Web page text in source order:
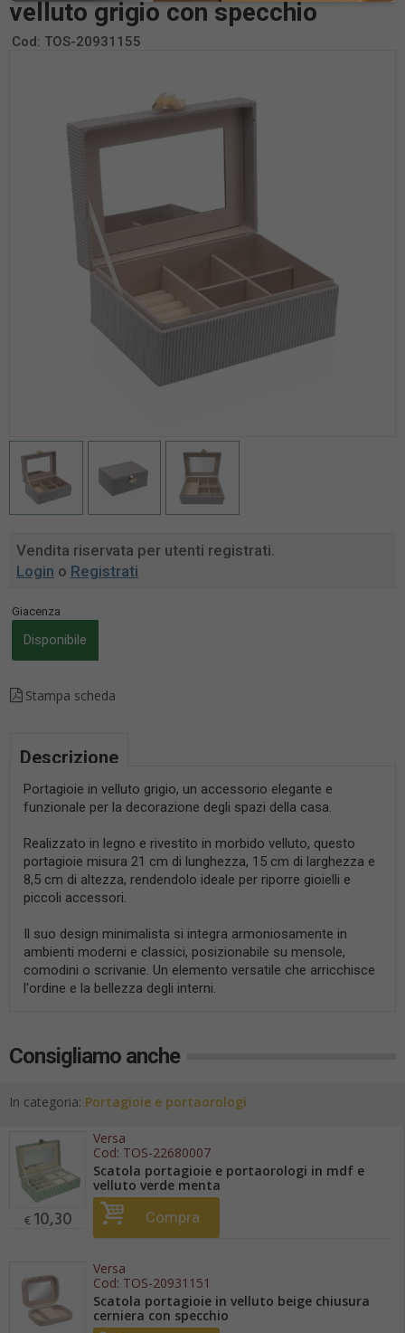
velluto grigio con specchio
Cod: TOS-20931155
Vendita riservata per utenti registrati.
Login o Registrati
Giacenza
Disponibile
Stampa scheda
Descrizione
Portagioie in velluto grigio, un accessorio elegante e
funzionale per la decorazione degli spazi della casa.
Realizzato in legno e rivestito in morbido velluto, questo
portagioie misura 21 cm di lunghezza, 15 cm di larghezza e
8,5 cm di altezza, rendendolo ideale per riporre gioielli e
piccoli accessori.
Il suo design minimalista si integra armoniosamente in
ambienti moderni e classici, posizionabile su mensole,
comodini o scrivanie. Un elemento versatile che arricchisce
l'ordine e la bellezza degli interni.
Consigliamo anche
In categoria: Portagioie e portaorologi
€ 10,30
Versa
Cod: TOS-22680007
Scatola portagioie e portaorologi in mdf e
velluto verde menta
Compra
Versa
Cod: TOS-20931151
Scatola portagioie in velluto beige chiusura
cerniera con specchio